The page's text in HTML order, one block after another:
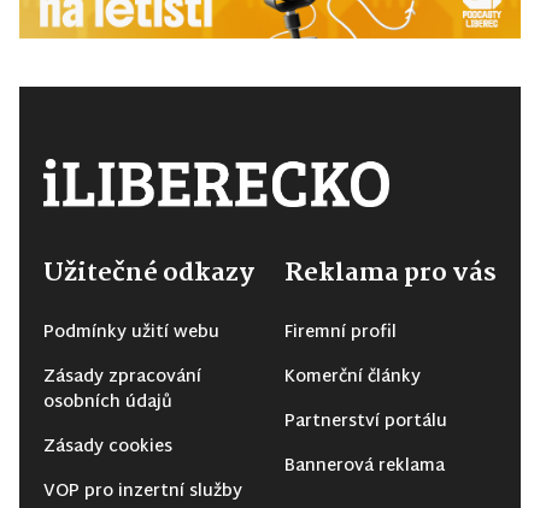
Užitečné odkazy
Podmínky užití webu
Zásady zpracování
osobních údajů
Zásady cookies
VOP pro inzertní služby
Reklama pro vás
Firemní profil
Komerční články
Partnerství portálu
Bannerová reklama